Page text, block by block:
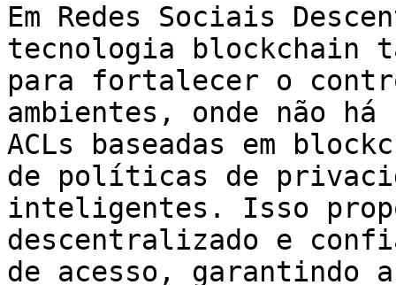
Em Redes Sociais
tecnologia blockchain
para fortalecer o
ambientes, onde não
ACLs baseadas em
de políticas de
inteligentes. Isso
descentralizado e
de acesso, garantindo